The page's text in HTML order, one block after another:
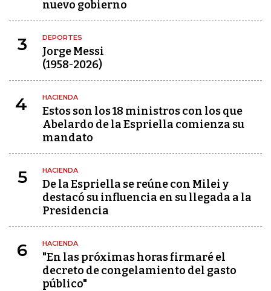
nuevo gobierno
3 DEPORTES
Jorge Messi
(1958-2026)
4 HACIENDA
Estos son los 18 ministros con los que
Abelardo de la Espriella comienza su
mandato
5 HACIENDA
De la Espriella se reúne con Milei y
destacó su influencia en su llegada a la
Presidencia
6 HACIENDA
"En las próximas horas firmaré el
decreto de congelamiento del gasto
público"